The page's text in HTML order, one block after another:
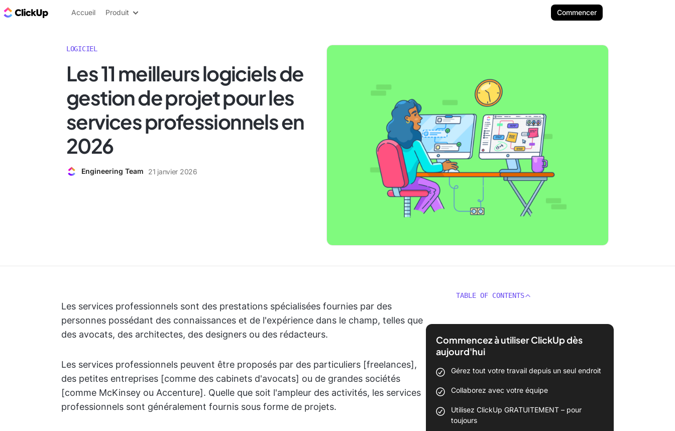
ClickUp Blog
Accueil Produit Commencer
LOGICIEL
Les 11 meilleurs logiciels de
gestion de projet pour les
services professionnels en
2026
Engineering Team 21 janvier 2026
Les services professionnels sont des prestations spécialisées fournies par des
personnes possédant des connaissances et de l'expérience dans le champ, telles que
des avocats, des architectes, des designers ou des rédacteurs.
Les services professionnels peuvent être proposés par des particuliers [freelances],
des petites entreprises [comme des cabinets d'avocats] ou de grandes sociétés
[comme McKinsey ou Accenture]. Quelle que soit l'ampleur des activités, les services
professionnels sont généralement fournis sous forme de projets.
TABLE OF CONTENTS
Commencez à utiliser ClickUp dès
aujourd'hui
Gérez tout votre travail depuis un seul endroit
Collaborez avec votre équipe
Utilisez ClickUp GRATUITEMENT – pour
toujours